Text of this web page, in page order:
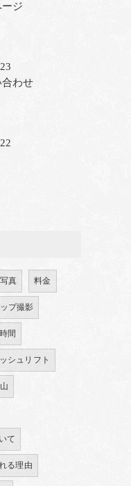
ジ
わせ
真 料金
プ撮影
間
シュリフト
て
る理由